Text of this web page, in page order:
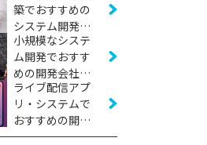
版】
築でおすすめの
システム開発会
社11社【2026年
版】
小規模なシステ
ム開発でおすす
めの開発会社16
社【2026年版】
ライブ配信アプ
リ・システムで
おすすめの開発
会社10社【2026